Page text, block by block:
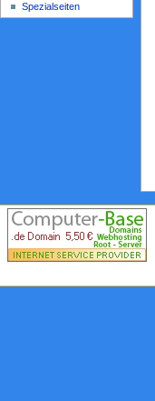
Spezialseiten